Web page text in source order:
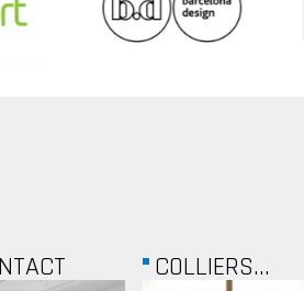
VITACTIVA